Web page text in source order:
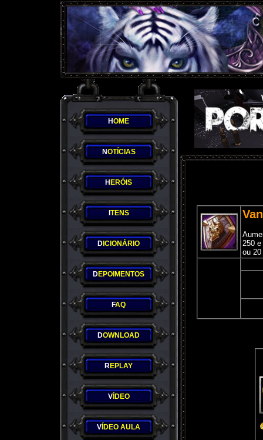
HOME
NOTÍCIAS
H ERÓIS
TENS
D ICIONÁRIO
DEPOIMENTOS
FAQ
DOWNLOAD
REPLAY
VÍDEO
V ÍDEO AULA
250
ou